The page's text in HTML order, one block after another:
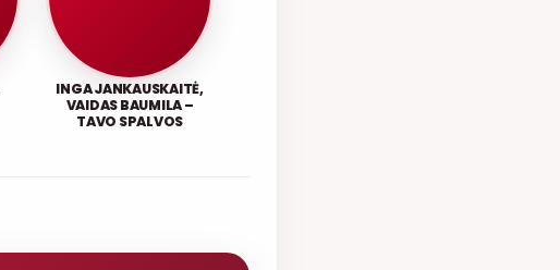
INGA JANKAUSKAITĖ,
VAIDAS BAUMILA –
TAVO SPALVOS